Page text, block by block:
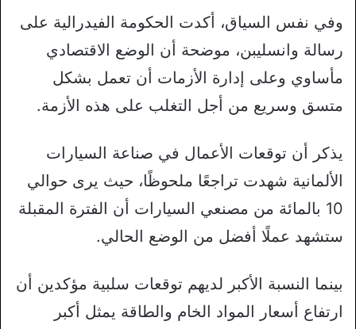
وفي نفس السياق، أكدت الحكومة الفيدرالية على
رسالة وانسليبن، موضحة أن الوضع الاقتصادي
مأساوي وعلى إدارة الأزمات أن تعمل بشكل
متسق وسريع من أجل التغلب على هذه الأزمة.
يذكر أن توقعات الأعمال في صناعة السيارات
الألمانية شهدت تراجعًا ملحوظًا، حيث يرى حوالي
10 بالمائة من مصنعي السيارات أن الفترة المقبلة
ستشهد عملًا أفضل من الوضع الحالي.
بينما النسبة الأكبر لديهم توقعات سلبية مؤكدين أن
ارتفاع أسعار المواد الخام والطاقة يمثل أكبر